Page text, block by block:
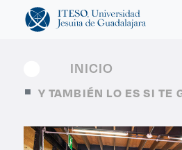
actividades y
INICIO
Y TAMBIÉN LO ES SI TE